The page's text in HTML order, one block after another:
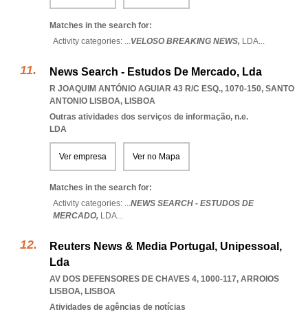
Matches in the search for:
Activity categories: ...VELOSO BREAKING NEWS, LDA...
News Search - Estudos De Mercado, Lda
R JOAQUIM ANTÓNIO AGUIAR 43 R/C ESQ., 1070-150, SANTO
ANTONIO LISBOA, LISBOA
Outras atividades dos serviços de informação, n.e.
LDA
Ver empresa Ver no Mapa
Matches in the search for:
Activity categories: ...NEWS SEARCH - ESTUDOS DE
MERCADO, LDA...
Reuters News & Media Portugal, Unipessoal,
Lda
AV DOS DEFENSORES DE CHAVES 4, 1000-117, ARROIOS
LISBOA, LISBOA
Atividades de agências de notícias